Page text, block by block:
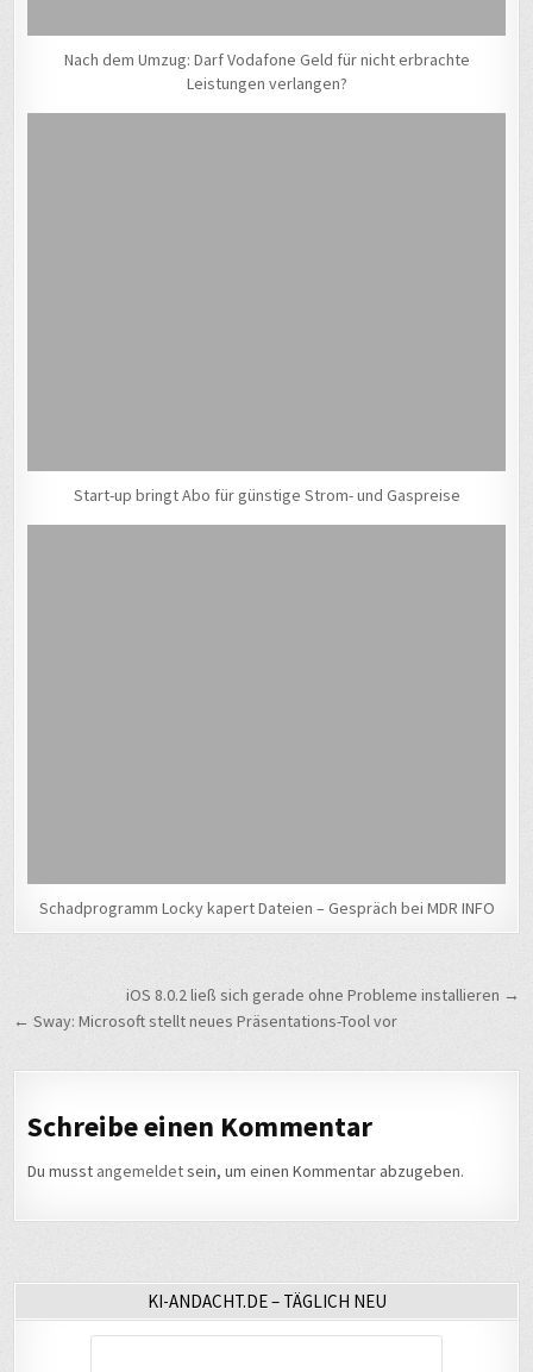
Nach dem Umzug: Darf Vodafone Geld für nicht erbrachte
Leistungen verlangen?
Start-up bringt Abo für günstige Strom- und Gaspreise
Schadprogramm Locky kapert Dateien – Gespräch bei MDR INFO
Beitragsnavigation
iOS 8.0.2 ließ sich gerade ohne Probleme installieren →
← Sway: Microsoft stellt neues Präsentations-Tool vor
Schreibe einen Kommentar
Du musst angemeldetsein, um einen Kommentar abzugeben.
KI-ANDACHT.DE – TÄGLICH NEU